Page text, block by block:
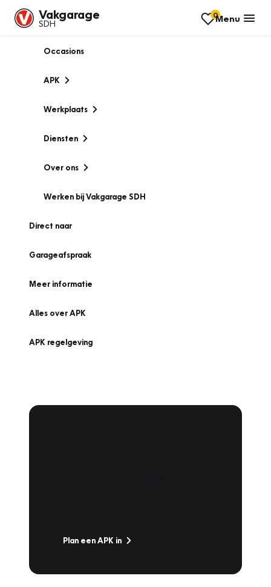
Vakgarage
SDH
0Menu
Occasions
APK
Werkplaats
Diensten
Over ons
Werken bij Vakgarage SDH
Direct naar
Garageafspraak
Meer informatie
Alles over APK
APK regelgeving
Plan een APK in